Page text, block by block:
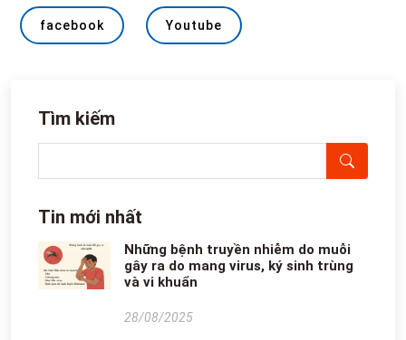
facebook Youtube
Tìm kiếm
Tin mới nhất
Những bệnh truyền nhiễm do muỗi
gây ra do mang virus, ký sinh trùng
và vi khuẩn
28/08/2025